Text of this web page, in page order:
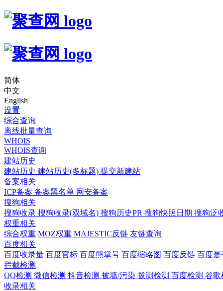
简体
中文
English
设置
综合查询
离线批量查询
WHOIS
WHOIS查询
建站历史
建站历史 建站历史(多标题) 提交新建站
备案相关
ICP备案 备案黑名单 网安备案
搜狗相关
搜狗收录 搜狗收录(双域名) 搜狗历史PR 搜狗快照日期 搜狗泛
权重相关
综合权重 MOZ权重 MAJESTIC反链 友链查询
百度相关
百度收录量 百度官标 百度熊掌号 百度缩略图 百度反链 百度
拦截检测
QQ检测 微信检测 抖音检测 被墙/污染 拨测检测 百度检测 谷
收录相关